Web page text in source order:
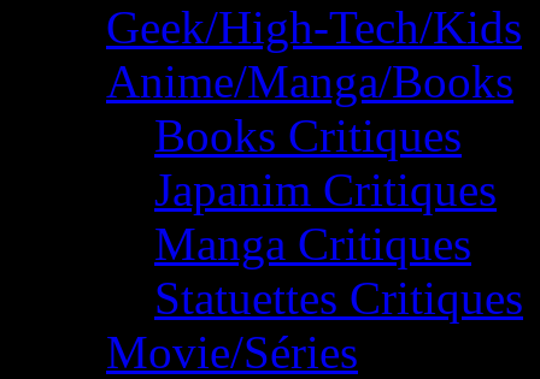
Geek/High-Tech/Kids
Anime/Manga/Books
Books Critiques
Japanim Critiques
Manga Critiques
Statuettes Critiques
Movie/Séries